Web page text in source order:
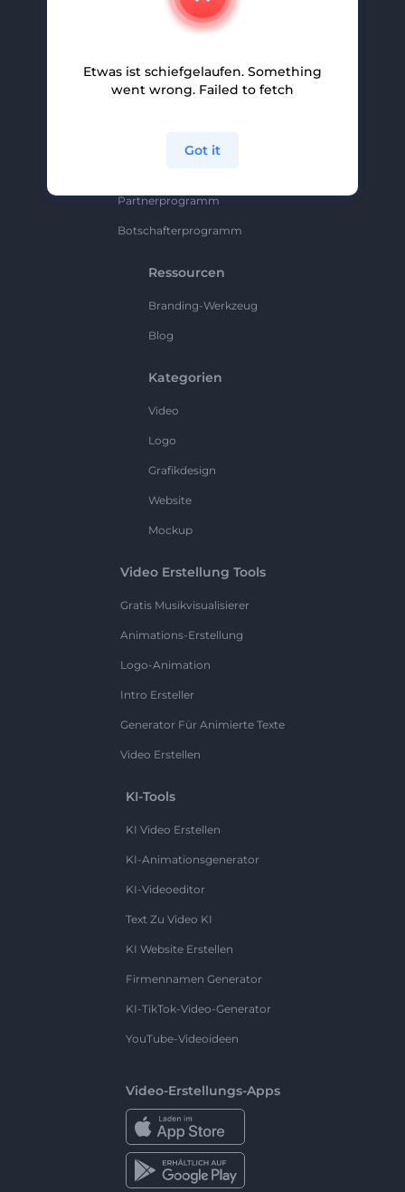
Partnerprogramm
Partnerprogramm
Botschafterprogramm
Ressourcen
Branding-Werkzeug
Blog
Kategorien
Video
Logo
Grafikdesign
Website
Mockup
Video Erstellung Tools
Gratis Musikvisualisierer
Animations-Erstellung
Logo-Animation
Intro Ersteller
Generator Für Animierte Texte
Video Erstellen
KI-Tools
KI Video Erstellen
KI-Animationsgenerator
KI-Videoeditor
Text Zu Video KI
KI Website Erstellen
Firmennamen Generator
KI-TikTok-Video-Generator
YouTube-Videoideen
Video-Erstellungs-Apps
Etwas ist schiefgelaufen. Something
went wrong. Failed to fetch
Got it